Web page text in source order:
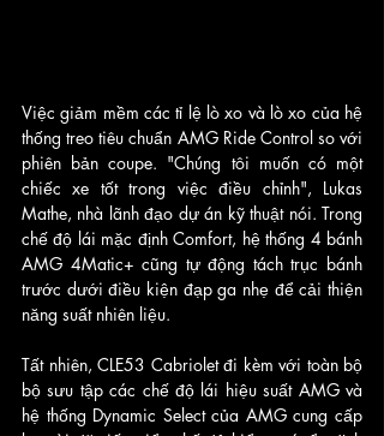
Việc giảm mềm các tỉ lệ lò xo và lò xo của hệ
thống treo tiêu chuẩn AMG Ride Control so với
phiên bản coupe. "Chúng tôi muốn có một
chiếc xe tốt trong việc điều chỉnh", Lukas
Mathe, nhà lãnh đạo dự án kỹ thuật nói. Trong
chế độ lái mặc định Comfort, hệ thống 4 bánh
AMG 4Matic+ cũng tự động tách trục bánh
trước dưới điều kiện đạp ga nhẹ để cải thiện
năng suất nhiên liệu.
Tất nhiên, CLE53 Cabriolet đi kèm với toàn bộ
bộ sưu tập các chế độ lái hiệu suất AMG và
hệ thống Dynamic Select của AMG cung cấp